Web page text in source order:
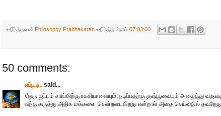
உதிர்த்தவன் Philosophy Prabhakaran உதிர்த்த நேரம் 07:03:00
50 comments:
எப்பூடி.. said...
//ஒரு ஐட்டம் சாங்கிற்கு ரகசியாவையும், நடிப்பதற்கு குஷ்பூவையும் அழைத்து
வந்த கருத்து அதிக மக்களை சென்றடைகிறது என்றால் அதை செய்வதில்